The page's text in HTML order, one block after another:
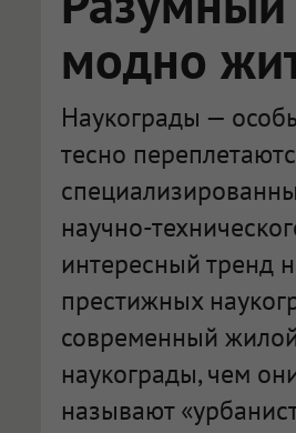
модно
Наукограды —
тесно
научно-
интересный тренд
престижных
современный
наукограды, чем
называют